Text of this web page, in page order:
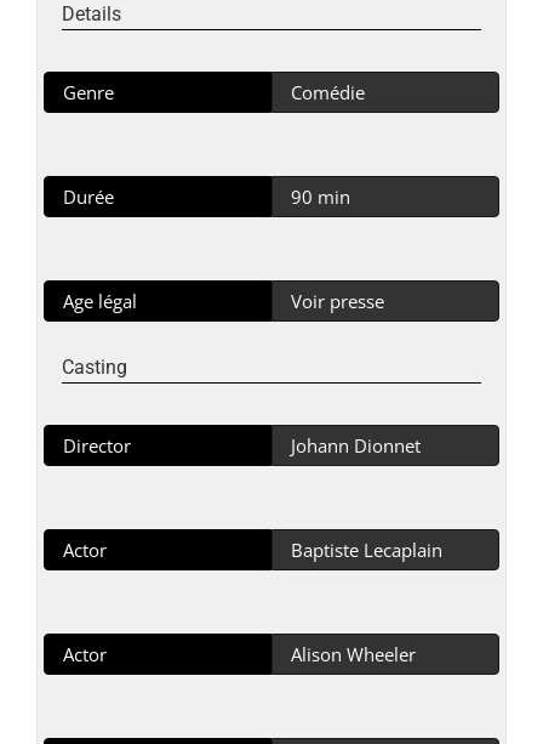
Details
Genre Comédie
Durée 90 min
Age légal Voir presse
Casting
Director Johann Dionnet
Actor Baptiste Lecaplain
Actor Alison Wheeler